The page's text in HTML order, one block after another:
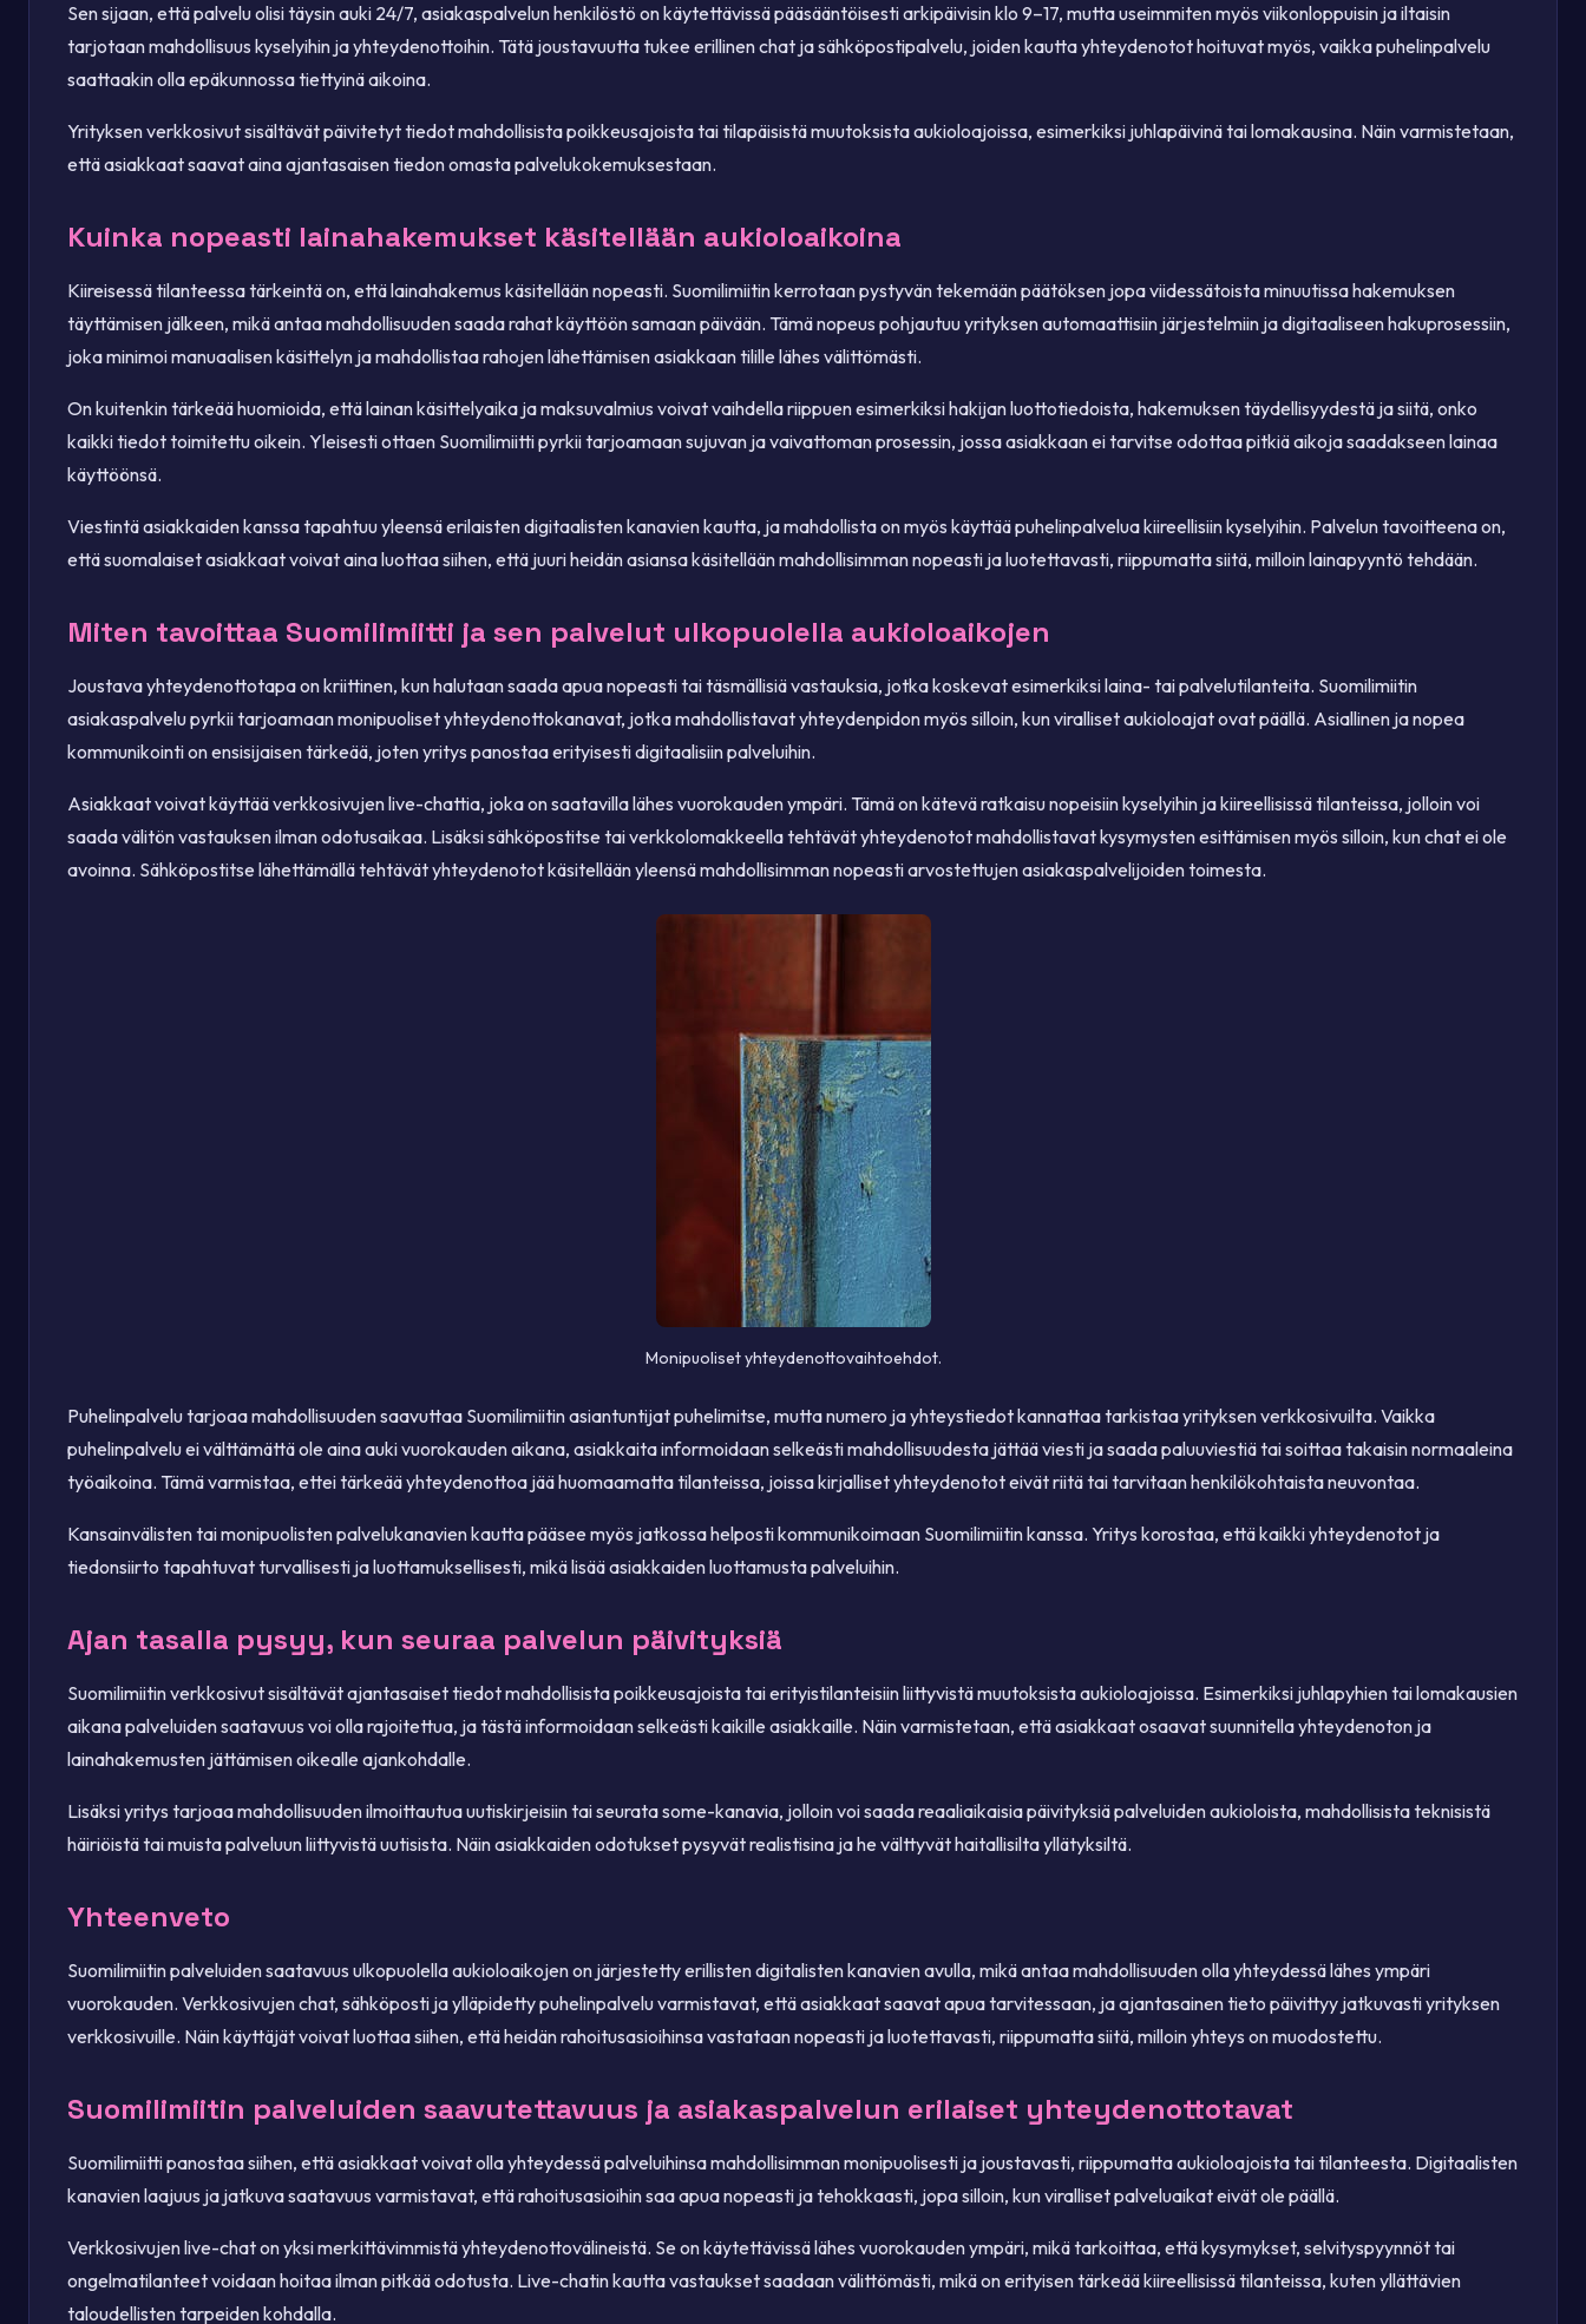
Sen sijaan, että palvelu olisi täysin auki 24/7, asiakaspalvelun henkilöstö on käytettävissä pääsääntöisesti arkipäivisin klo 9–17, mutta useimmiten myös viikonloppuisin ja iltaisin
tarjotaan mahdollisuus kyselyihin ja yhteydenottoihin. Tätä joustavuutta tukee erillinen chat ja sähköpostipalvelu, joiden kautta yhteydenotot hoituvat myös, vaikka puhelinpalvelu
saattaakin olla epäkunnossa tiettyinä aikoina.
Yrityksen verkkosivut sisältävät päivitetyt tiedot mahdollisista poikkeusajoista tai tilapäisistä muutoksista aukioloajoissa, esimerkiksi juhlapäivinä tai lomakausina. Näin varmistetaan,
että asiakkaat saavat aina ajantasaisen tiedon omasta palvelukokemuksestaan.
Kuinka nopeasti lainahakemukset käsitellään aukioloaikoina
Kiireisessä tilanteessa tärkeintä on, että lainahakemus käsitellään nopeasti. Suomilimiitin kerrotaan pystyvän tekemään päätöksen jopa viidessätoista minuutissa hakemuksen
täyttämisen jälkeen, mikä antaa mahdollisuuden saada rahat käyttöön samaan päivään. Tämä nopeus pohjautuu yrityksen automaattisiin järjestelmiin ja digitaaliseen hakuprosessiin,
joka minimoi manuaalisen käsittelyn ja mahdollistaa rahojen lähettämisen asiakkaan tilille lähes välittömästi.
On kuitenkin tärkeää huomioida, että lainan käsittelyaika ja maksuvalmius voivat vaihdella riippuen esimerkiksi hakijan luottotiedoista, hakemuksen täydellisyydestä ja siitä, onko
kaikki tiedot toimitettu oikein. Yleisesti ottaen Suomilimiitti pyrkii tarjoamaan sujuvan ja vaivattoman prosessin, jossa asiakkaan ei tarvitse odottaa pitkiä aikoja saadakseen lainaa
käyttöönsä.
Viestintä asiakkaiden kanssa tapahtuu yleensä erilaisten digitaalisten kanavien kautta, ja mahdollista on myös käyttää puhelinpalvelua kiireellisiin kyselyihin. Palvelun tavoitteena on,
että suomalaiset asiakkaat voivat aina luottaa siihen, että juuri heidän asiansa käsitellään mahdollisimman nopeasti ja luotettavasti, riippumatta siitä, milloin lainapyyntö tehdään.
Miten tavoittaa Suomilimiitti ja sen palvelut ulkopuolella aukioloaikojen
Joustava yhteydenottotapa on kriittinen, kun halutaan saada apua nopeasti tai täsmällisiä vastauksia, jotka koskevat esimerkiksi laina- tai palvelutilanteita. Suomilimiitin
asiakaspalvelu pyrkii tarjoamaan monipuoliset yhteydenottokanavat, jotka mahdollistavat yhteydenpidon myös silloin, kun viralliset aukioloajat ovat päällä. Asiallinen ja nopea
kommunikointi on ensisijaisen tärkeää, joten yritys panostaa erityisesti digitaalisiin palveluihin.
Asiakkaat voivat käyttää verkkosivujen live-chattia, joka on saatavilla lähes vuorokauden ympäri. Tämä on kätevä ratkaisu nopeisiin kyselyihin ja kiireellisissä tilanteissa, jolloin voi
saada välitön vastauksen ilman odotusaikaa. Lisäksi sähköpostitse tai verkkolomakkeella tehtävät yhteydenotot mahdollistavat kysymysten esittämisen myös silloin, kun chat ei ole
avoinna. Sähköpostitse lähettämällä tehtävät yhteydenotot käsitellään yleensä mahdollisimman nopeasti arvostettujen asiakaspalvelijoiden toimesta.
Monipuoliset yhteydenottovaihtoehdot.
Puhelinpalvelu tarjoaa mahdollisuuden saavuttaa Suomilimiitin asiantuntijat puhelimitse, mutta numero ja yhteystiedot kannattaa tarkistaa yrityksen verkkosivuilta. Vaikka
puhelinpalvelu ei välttämättä ole aina auki vuorokauden aikana, asiakkaita informoidaan selkeästi mahdollisuudesta jättää viesti ja saada paluuviestiä tai soittaa takaisin normaaleina
työaikoina. Tämä varmistaa, ettei tärkeää yhteydenottoa jää huomaamatta tilanteissa, joissa kirjalliset yhteydenotot eivät riitä tai tarvitaan henkilökohtaista neuvontaa.
Kansainvälisten tai monipuolisten palvelukanavien kautta pääsee myös jatkossa helposti kommunikoimaan Suomilimiitin kanssa. Yritys korostaa, että kaikki yhteydenotot ja
tiedonsiirto tapahtuvat turvallisesti ja luottamuksellisesti, mikä lisää asiakkaiden luottamusta palveluihin.
Ajan tasalla pysyy, kun seuraa palvelun päivityksiä
Suomilimiitin verkkosivut sisältävät ajantasaiset tiedot mahdollisista poikkeusajoista tai erityistilanteisiin liittyvistä muutoksista aukioloajoissa. Esimerkiksi juhlapyhien tai lomakausien
aikana palveluiden saatavuus voi olla rajoitettua, ja tästä informoidaan selkeästi kaikille asiakkaille. Näin varmistetaan, että asiakkaat osaavat suunnitella yhteydenoton ja
lainahakemusten jättämisen oikealle ajankohdalle.
Lisäksi yritys tarjoaa mahdollisuuden ilmoittautua uutiskirjeisiin tai seurata some-kanavia, jolloin voi saada reaaliaikaisia päivityksiä palveluiden aukioloista, mahdollisista teknisistä
häiriöistä tai muista palveluun liittyvistä uutisista. Näin asiakkaiden odotukset pysyvät realistisina ja he välttyvät haitallisilta yllätyksiltä.
Yhteenveto
Suomilimiitin palveluiden saatavuus ulkopuolella aukioloaikojen on järjestetty erillisten digitalisten kanavien avulla, mikä antaa mahdollisuuden olla yhteydessä lähes ympäri
vuorokauden. Verkkosivujen chat, sähköposti ja ylläpidetty puhelinpalvelu varmistavat, että asiakkaat saavat apua tarvitessaan, ja ajantasainen tieto päivittyy jatkuvasti yrityksen
verkkosivuille. Näin käyttäjät voivat luottaa siihen, että heidän rahoitusasioihinsa vastataan nopeasti ja luotettavasti, riippumatta siitä, milloin yhteys on muodostettu.
Suomilimiitin palveluiden saavutettavuus ja asiakaspalvelun erilaiset yhteydenottotavat
Suomilimiitti panostaa siihen, että asiakkaat voivat olla yhteydessä palveluihinsa mahdollisimman monipuolisesti ja joustavasti, riippumatta aukioloajoista tai tilanteesta. Digitaalisten
kanavien laajuus ja jatkuva saatavuus varmistavat, että rahoitusasioihin saa apua nopeasti ja tehokkaasti, jopa silloin, kun viralliset palveluaikat eivät ole päällä.
Verkkosivujen live-chat on yksi merkittävimmistä yhteydenottovälineistä. Se on käytettävissä lähes vuorokauden ympäri, mikä tarkoittaa, että kysymykset, selvityspyynnöt tai
ongelmatilanteet voidaan hoitaa ilman pitkää odotusta. Live-chatin kautta vastaukset saadaan välittömästi, mikä on erityisen tärkeää kiireellisissä tilanteissa, kuten yllättävien
taloudellisten tarpeiden kohdalla.